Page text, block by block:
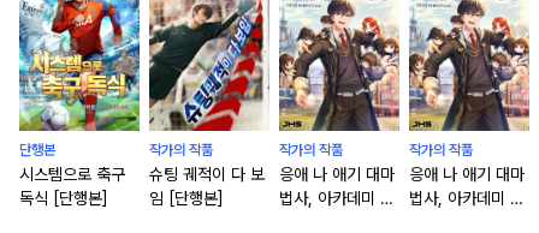
단행본
시스템으로 축구
독식 [단행본]
작가의 작품
슈팅 궤적이 다 보
임 [단행본]
작가의 작품
응애 나 애기 대마
법사, 아카데미 다
작가의 작품
응애 나 애기 대마
법사, 아카데미 다